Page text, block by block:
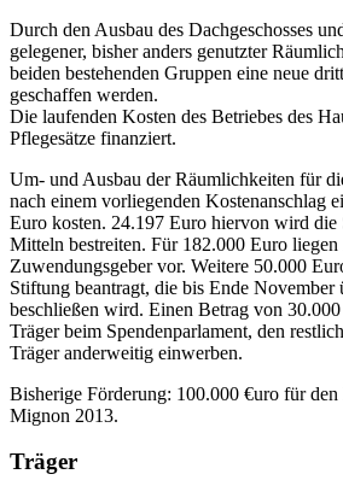
Durch den Ausbau des Dachgeschosses
gelegener, bisher anders genutzter
beiden bestehenden Gruppen eine neue
geschaffen werden.
Die laufenden Kosten des Betriebes des
Pflegesätze finanziert.
Um- und Ausbau der Räumlichkeiten für
nach einem vorliegenden Kostenanschlag
Euro kosten. 24.197 Euro hiervon wird die
Mitteln bestreiten. Für 182.000 Euro liegen
Zuwendungsgeber vor. Weitere 50.000
Stiftung beantragt, die bis Ende November
beschließen wird. Einen Betrag von
Träger beim Spendenparlament, den
Träger anderweitig einwerben.
Bisherige Förderung: 100.000 €uro für den
Mignon 2013.
Träger